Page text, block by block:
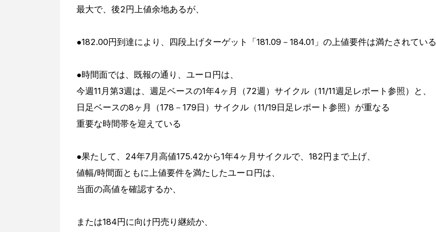
最大で、後2円上値余地あるが、
●182.00円到達により、四段上げターゲット「181.09－184.01」の上値要件は満たされている
●時間面では、既報の通り、ユーロ円は、
今週11月第3週は、週足ベースの1年4ヶ月（72週）サイクル（11/11週足レポート参照）と、
日足ベースの8ヶ月（178－179日）サイクル（11/19日足レポート参照）が重なる
重要な時間帯を迎えている
●果たして、24年7月高値175.42から1年4ヶ月サイクルで、182円まで上げ、
値幅/時間面ともに上値要件を満たしたユーロ円は、
当面の高値を確認するか、
または184円に向け円売り継続か、